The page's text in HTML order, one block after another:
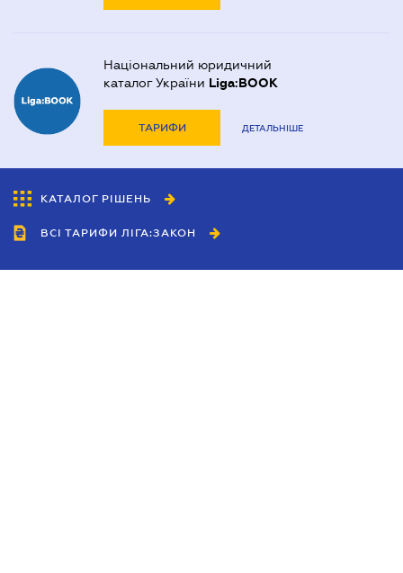
Національний юридичний
каталог України Liga:BOOK
ТАРИФИ ДЕТАЛЬНІШЕ
КАТАЛОГ РІШЕНЬ
ВСІ ТАРИФИ ЛІГА:ЗАКОН